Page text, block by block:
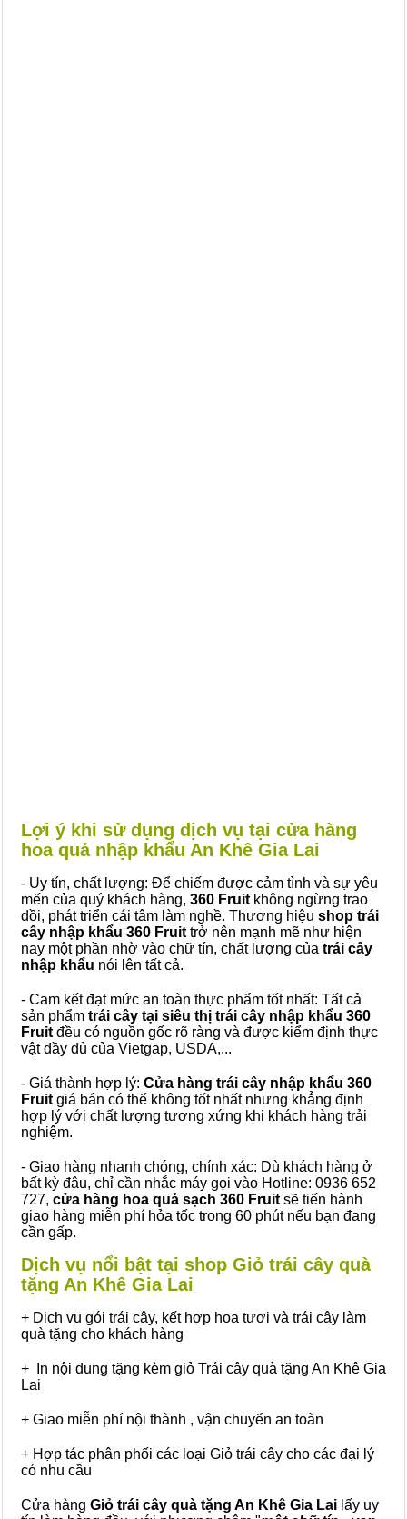
Lợi ý khi sử dụng dịch vụ tại cửa hàng
hoa quả nhập khẩu An Khê Gia Lai
- Uy tín, chất lượng: Để chiếm được cảm tình và sự yêu
mến của quý khách hàng, 360 Fruit không ngừng trao
dồi, phát triển cái tâm làm nghề. Thương hiệu shop trái
cây nhập khẩu 360 Fruit trở nên mạnh mẽ như hiện
nay một phần nhờ vào chữ tín, chất lượng của trái cây
nhập khẩu nói lên tất cả.
- Cam kết đạt mức an toàn thực phẩm tốt nhất: Tất cả
sản phẩm trái cây tại siêu thị trái cây nhập khẩu 360
Fruit đều có nguồn gốc rõ ràng và được kiểm định thực
vật đầy đủ của Vietgap, USDA,...
- Giá thành hợp lý: Cửa hàng trái cây nhập khẩu 360
Fruit giá bán có thể không tốt nhất nhưng khẳng định
hợp lý với chất lượng tương xứng khi khách hàng trải
nghiệm.
- Giao hàng nhanh chóng, chính xác: Dù khách hàng ở
bất kỳ đâu, chỉ cần nhắc máy gọi vào Hotline: 0936 652
727, cửa hàng hoa quả sạch 360 Fruit sẽ tiến hành
giao hàng miễn phí hỏa tốc trong 60 phút nếu bạn đang
cần gấp.
Dịch vụ nổi bật tại shop Giỏ trái cây quà
tặng An Khê Gia Lai
+ Dịch vụ gói trái cây, kết hợp hoa tươi và trái cây làm
quà tặng cho khách hàng
+ In nội dung tặng kèm giỏ Trái cây quà tặng An Khê Gia
Lai
+ Giao miễn phí nội thành , vận chuyển an toàn
+ Hợp tác phân phối các loại Giỏ trái cây cho các đại lý
có nhu cầu
Cửa hàng Giỏ trái cây quà tặng An Khê Gia Lai lấy uy